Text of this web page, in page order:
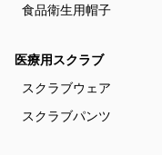
食品衛生用帽子
医療用スクラブ
スクラブウェア
スクラブパンツ